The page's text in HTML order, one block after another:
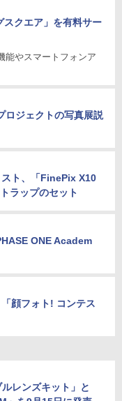
スクエア」を有料サー
能やスマートフォンア
ロジェクトの写真展説
ト、「FinePix X10
ラップのセット
ONE Academ
顔フォト! コンテス
レンズキット」と